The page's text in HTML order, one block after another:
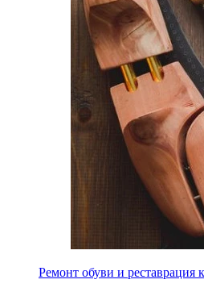
Ремонт обуви и реставрация